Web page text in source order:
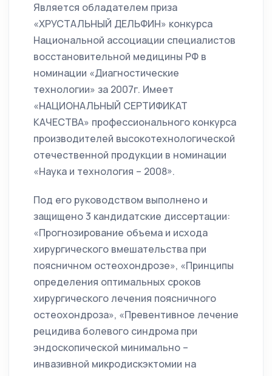
Является обладателем приза
«ХРУСТАЛЬНЫЙ ДЕЛЬФИН» конкурса
Национальной ассоциации специалистов
восстановительной медицины РФ в
номинации «Диагностические
технологии» за 2007г. Имеет
«НАЦИОНАЛЬНЫЙ СЕРТИФИКАТ
КАЧЕСТВА» профессионального конкурса
производителей высокотехнологической
отечественной продукции в номинации
«Наука и технология – 2008».
Под его руководством выполнено и
защищено 3 кандидатские диссертации:
«Прогнозирование объема и исхода
хирургического вмешательства при
поясничном остеохондрозе», «Принципы
определения оптимальных сроков
хирургического лечения поясничного
остеохондроза», «Превентивное лечение
рецидива болевого синдрома при
эндоскопической минимально –
инвазивной микродискэктомии на